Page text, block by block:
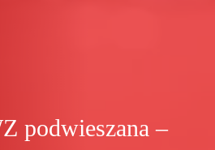
podwieszana –